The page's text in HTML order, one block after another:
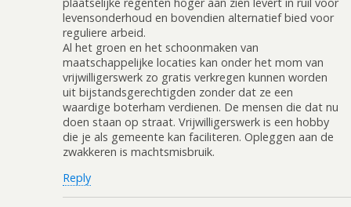
levensonderhoud en bovendien alternatief bied voor
reguliere arbeid.
Al het groen en het schoonmaken van
maatschappelijke locaties kan onder het mom van
vrijwilligerswerk zo gratis verkregen kunnen worden
uit bijstandsgerechtigden zonder dat ze een
waardige boterham verdienen. De mensen die dat nu
doen staan op straat. Vrijwilligerswerk is een hobby
die je als gemeente kan faciliteren. Opleggen aan de
zwakkeren is machtsmisbruik.
Reply